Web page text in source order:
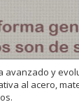
y
al acero,